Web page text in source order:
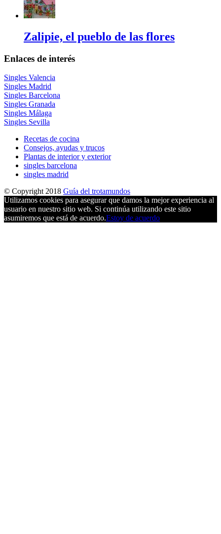
Zalipie, el pueblo de las flores
Enlaces de interés
Singles Valencia
Singles Madrid
Singles Barcelona
Singles Granada
Singles Málaga
Singles Sevilla
Recetas de cocina
Consejos, ayudas y trucos
Plantas de interior y exterior
singles barcelona
singles madrid
© Copyright 2018 Guía del trotamundos
Utilizamos cookies para asegurar que damos la mejor experiencia al
usuario en nuestro sitio web. Si continúa utilizando este sitio
asumiremos que está de acuerdo.Estoy de acuerdo